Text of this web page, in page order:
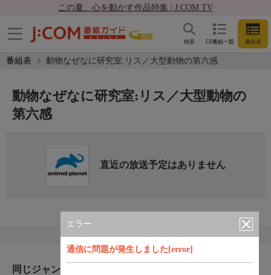
この夏、心を動かす作品特集 | J:COM TV
CS番組一覧 番組表
検索
番組表 動物なぜなに研究室:リス／大型動物の第六感
エラー
通信に問題が発生しました[error]
動物なぜなに研究室:リス／大型動物の
第六感
直近の放送予定はありません
同じジャンルのおすすめ番組